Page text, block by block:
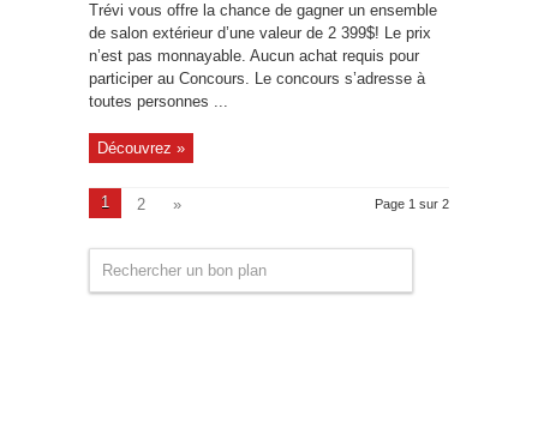
Trévi vous offre la chance de gagner un ensemble
de salon extérieur d’une valeur de 2 399$! Le prix
n’est pas monnayable. Aucun achat requis pour
participer au Concours. Le concours s’adresse à
toutes personnes ...
Découvrez »
Page 1 sur 2
1 2 »